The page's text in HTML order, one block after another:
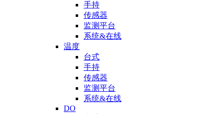
手持
传感器
监测平台
系统&在线
温度
台式
手持
传感器
监测平台
系统&在线
DO